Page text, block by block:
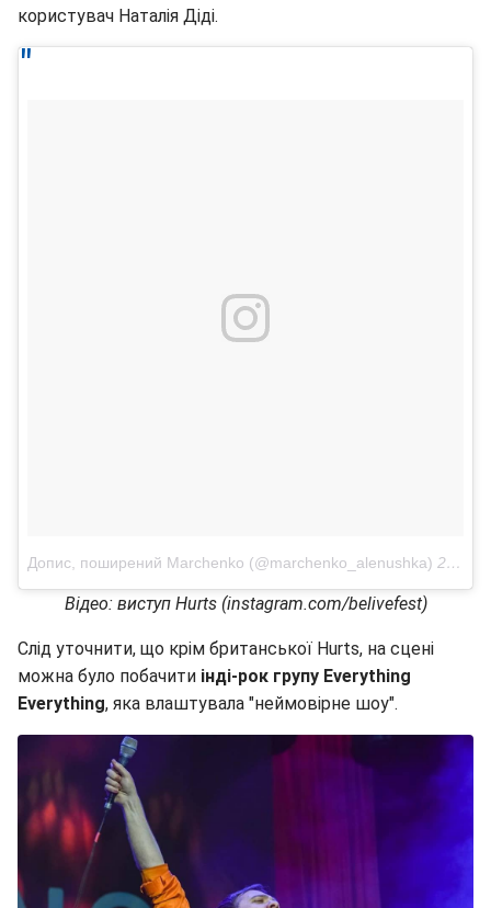
користувач Наталія Діді.
Допис, поширений Marchenko (@marchenko_alenushka) 23 Чер 2018 р. о 1:14 PDT
Відео: виступ Hurts (instagram.com/belivefest)
Слід уточнити, що крім британської Hurts, на сцені
можна було побачити інді-рок групу Everything
Everything, яка влаштувала "неймовірне шоу".